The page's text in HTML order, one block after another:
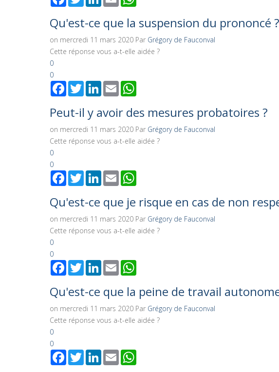
Qu'est-ce que la suspension du prononcé ?
on mercredi 11 mars 2020 Par Grégory de Fauconval
Cette réponse vous a-t-elle aidée ?
0
0
FacebookTwitterLinkedInEmail
Peut-il y avoir des mesures probatoires ?
on mercredi 11 mars 2020 Par Grégory de Fauconval
Cette réponse vous a-t-elle aidée ?
0
0
FacebookTwitterLinkedInEmail
Qu'est-ce que je risque en cas de non
on mercredi 11 mars 2020 Par Grégory de Fauconval
Cette réponse vous a-t-elle aidée ?
0
0
FacebookTwitterLinkedInEmail
Qu'est-ce que la peine de travail
on mercredi 11 mars 2020 Par Grégory de Fauconval
Cette réponse vous a-t-elle aidée ?
0
0
FacebookTwitterLinkedInEmail